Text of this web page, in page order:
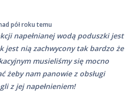
pół roku temu
napełnianej wodą poduszki jest
jest nią zachwycony tak bardzo że
musieliśmy się mocno
żeby nam panowie z obsługi
z jej napełnieniem!